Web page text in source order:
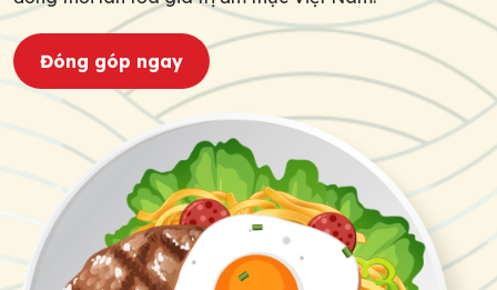
Đóng góp ngay